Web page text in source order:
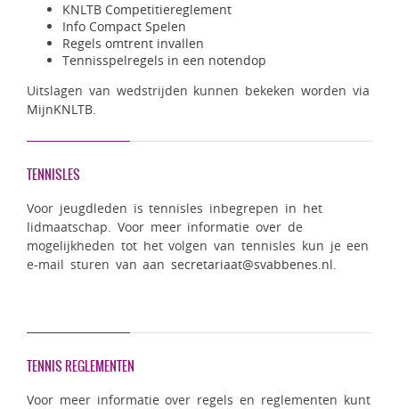
KNLTB Competitiereglement
Info Compact Spelen
Regels omtrent invallen
Tennisspelregels in een notendop
Uitslagen van wedstrijden kunnen bekeken worden via
MijnKNLTB.
TENNISLES
Voor jeugdleden is tennisles inbegrepen in het
lidmaatschap. Voor meer informatie over de
mogelijkheden tot het volgen van tennisles kun je een
e-mail sturen van aansecretariaat@svabbenes.nl.
TENNIS REGLEMENTEN
Voor meer informatie over regels en reglementen kunt